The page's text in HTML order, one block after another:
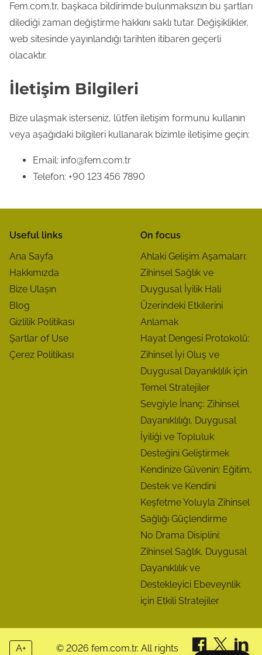
Fem.com.tr, başkaca bildirimde bulunmaksızın bu şartları
dilediği zaman değiştirme hakkını saklı tutar. Değişiklikler,
web sitesinde yayınlandığı tarihten itibaren geçerli
olacaktır.
İletişim Bilgileri
Bize ulaşmak isterseniz, lütfen iletişim formunu kullanın
veya aşağıdaki bilgileri kullanarak bizimle iletişime geçin:
Email: info@fem.com.tr
Telefon: +90 123 456 7890
Useful links
Ana Sayfa
Hakkımızda
Bize Ulaşın
Blog
Gizlilik Politikası
Şartlar of Use
Çerez Politikası
On focus
Ahlaki Gelişim Aşamaları:
Zihinsel Sağlık ve
Duygusal İyilik Hali
Üzerindeki Etkilerini
Anlamak
Hayat Dengesi Protokolü:
Zihinsel İyi Oluş ve
Duygusal Dayanıklılık için
Temel Stratejiler
Sevgiyle İnanç: Zihinsel
Dayanıklılığı, Duygusal
İyiliği ve Topluluk
Desteğini Geliştirmek
Kendinize Güvenin: Eğitim,
Destek ve Kendini
Keşfetme Yoluyla Zihinsel
Sağlığı Güçlendirme
No Drama Disiplini:
Zihinsel Sağlık, Duygusal
Dayanıklılık ve
Destekleyici Ebeveynlik
için Etkili Stratejiler
A+ © 2026 fem.com.tr. All rights